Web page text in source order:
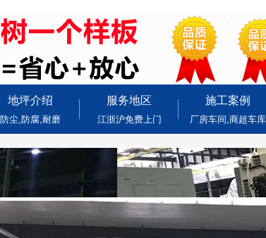
地坪介绍
防尘,防腐,耐磨
服务地区
江浙沪免费上门
施工案例
厂房车间,商超车库